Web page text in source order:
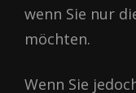
wenn Sie nur
möchten.
Wenn Sie